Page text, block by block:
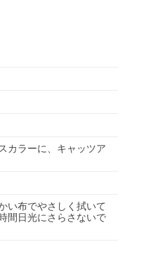
カラーに、キャッツア
い布でやさしく拭いて
間日光にさらさないで